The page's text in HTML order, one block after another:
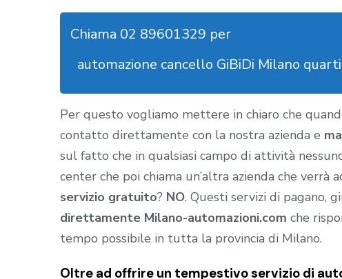
Chiama 02 89601329 per
automazione cancello GiBiDi Milano
Per questo vogliamo mettere in chiaro che
contatto direttamente con la nostra azienda e
sul fatto che in qualsiasi campo di attività
center che poi chiama un’altra azienda che
servizio gratuito? NO. Questi servizi di pagano,
direttamente Milano-automazioni.com che
tempo possibile in tutta la provincia di Milano.
Oltre ad offrire un tempestivo servizio di